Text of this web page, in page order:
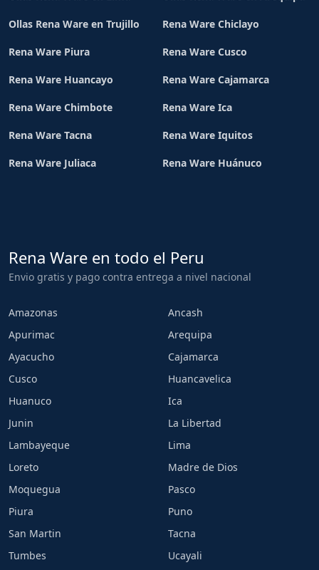
Ollas Rena Ware en Trujillo Rena Ware Chiclayo
Rena Ware Piura Rena Ware Cusco
Rena Ware Huancayo Rena Ware Cajamarca
Rena Ware Chimbote Rena Ware Ica
Rena Ware Tacna Rena Ware Iquitos
Rena Ware Juliaca Rena Ware Huánuco
Rena Ware en todo el Peru
Envio gratis y pago contra entrega a nivel nacional
Amazonas
Ancash
Apurimac
Arequipa
Ayacucho
Cajamarca
Cusco
Huancavelica
Huanuco
Ica
Junin
La Libertad
Lambayeque
Lima
Loreto
Madre de Dios
Moquegua
Pasco
Piura
Puno
San Martin
Tacna
Tumbes
Ucayali